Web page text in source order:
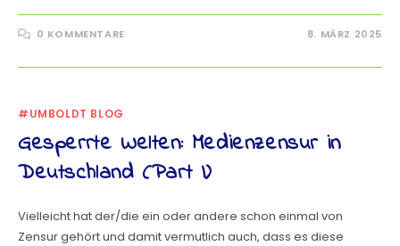
0 KOMMENTARE 8. MÄRZ 2025
#UMBOLDT BLOG
Gesperrte Welten: Medienzensur in
Deutschland (Part I)
Vielleicht hat der/die ein oder andere schon einmal von
Zensur gehört und damit vermutlich auch, dass es diese